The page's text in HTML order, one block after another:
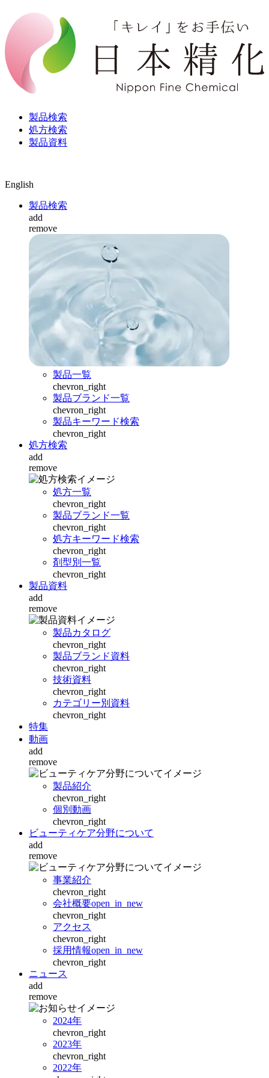
製品検索
処方検索
製品資料
English
製品検索
add
remove
製品一覧
chevron_right
製品ブランド一覧
chevron_right
製品キーワード検索
chevron_right
処方検索
add
remove
処方一覧
chevron_right
製品ブランド一覧
chevron_right
処方キーワード検索
chevron_right
剤型別一覧
chevron_right
製品資料
add
remove
製品カタログ
chevron_right
製品ブランド資料
chevron_right
技術資料
chevron_right
カテゴリー別資料
chevron_right
特集
動画
add
remove
製品紹介
chevron_right
個別動画
chevron_right
ビューティケア分野について
add
remove
事業紹介
chevron_right
会社概要open_in_new
chevron_right
アクセス
chevron_right
採用情報open_in_new
chevron_right
ニュース
add
remove
2024年
chevron_right
2023年
chevron_right
2022年